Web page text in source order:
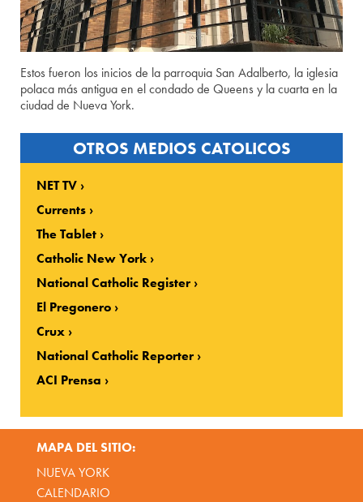
Estos fueron los inicios de la parroquia San Adalberto, la iglesia
polaca más antigua en el condado de Queens y la cuarta en la
ciudad de Nueva York.
OTROS MEDIOS CATOLICOS
NET TV
Currents
The Tablet
Catholic New York
National Catholic Register
El Pregonero
Crux
National Catholic Reporter
ACI Prensa
MAPA DEL SITIO:
NUEVA YORK
CALENDARIO